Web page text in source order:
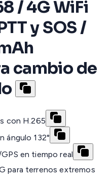
/ 4G WiFi
y SOS /
cambio de
con H.265
ángulo 132°
en tiempo real
para terrenos extremos